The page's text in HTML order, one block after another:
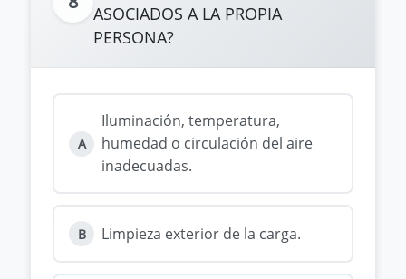
ASOCIADOS A LA PROPIA
PERSONA?
A
Iluminación, temperatura,
humedad o circulación del aire
inadecuadas.
B Limpieza exterior de la carga.